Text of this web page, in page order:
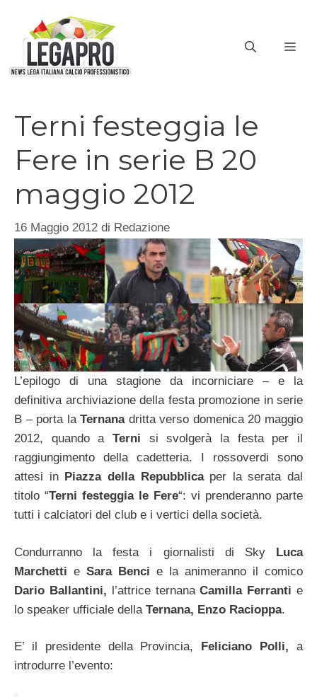
contenuto
Terni festeggia le
Fere in serie B 20
maggio 2012
16 Maggio 2012 di Redazione
L’epilogo di una stagione da incorniciare – e la
definitiva archiviazione della festa promozione in serie
B – porta laTernanadritta verso domenica 20 maggio
2012, quando a Terni si svolgerà la festa per il
raggiungimento della cadetteria. I rossoverdi sono
attesi in Piazza della Repubblicaper la serata dal
titolo “Terni festeggia le Fere“: vi prenderanno parte
tutti i calciatori del club e i vertici della società.
Condurranno la festa i giornalisti di Sky Luca
Marchetti e Sara Benci e la animeranno il comico
Dario Ballantini, l’attrice ternanaCamilla Ferranti e
lo speaker ufficiale della Ternana, Enzo Racioppa.
E’ il presidente della Provincia, Feliciano Polli, a
introdurre l’evento: